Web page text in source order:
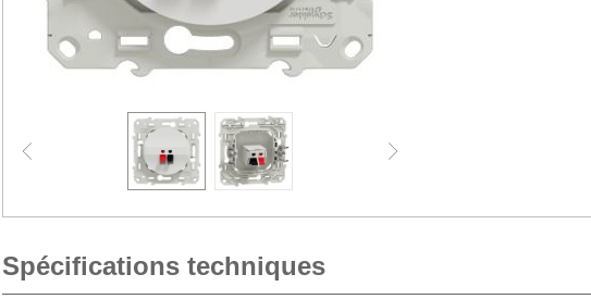
Spécifications techniques